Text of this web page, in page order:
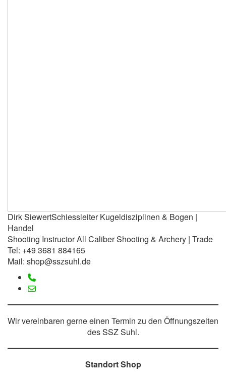
Dirk SiewertSchiessleiter Kugeldisziplinen & Bogen |
Handel
Shooting Instructor All Caliber Shooting & Archery | Trade
Tel: +49 3681 884165
Mail: shop@sszsuhl.de
Wir vereinbaren gerne einen Termin zu den Öffnungszeiten
des SSZ Suhl.
Standort Shop